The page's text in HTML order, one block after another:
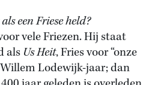
een Friese held?
vele Friezen. Hij staat
als Us Heit, Fries voor “onze
Lodewijk-jaar; dan